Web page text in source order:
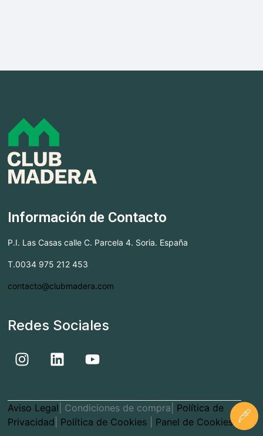
Información de Contacto
P.I. Las Casas calle C. Parcela 4. Soria. España
T.0034 975 212 453
contacto@clubmadera.com
Redes Sociales
Aviso Legal | Condiciones de compra| Política de
Privacidad Política de Cookies Panel de Cookies